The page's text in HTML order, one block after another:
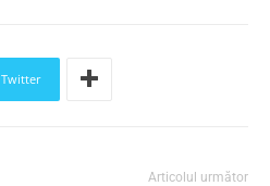
Twitter
Articolul următor